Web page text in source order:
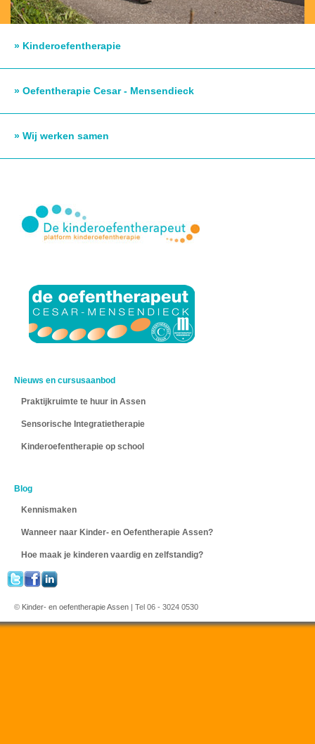
» Kinderoefentherapie
» Oefentherapie Cesar - Mensendieck
» Wij werken samen
Nieuws en cursusaanbod
Praktijkruimte te huur in Assen
Sensorische Integratietherapie
Kinderoefentherapie op school
Blog
Kennismaken
Wanneer naar Kinder- en Oefentherapie Assen?
Hoe maak je kinderen vaardig en zelfstandig?
© Kinder- en oefentherapie Assen | Tel 06 - 3024 0530